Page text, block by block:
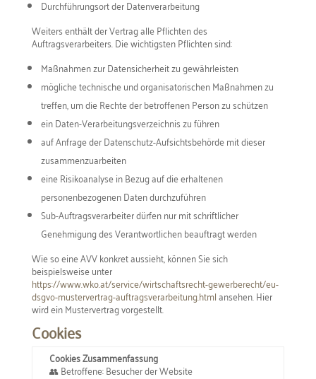
Durchführungsort der Datenverarbeitung
Weiters enthält der Vertrag alle Pflichten des
Auftragsverarbeiters. Die wichtigsten Pflichten sind:
Maßnahmen zur Datensicherheit zu gewährleisten
mögliche technische und organisatorischen Maßnahmen zu
treffen, um die Rechte der betroffenen Person zu schützen
ein Daten-Verarbeitungsverzeichnis zu führen
auf Anfrage der Datenschutz-Aufsichtsbehörde mit dieser
zusammenzuarbeiten
eine Risikoanalyse in Bezug auf die erhaltenen
personenbezogenen Daten durchzuführen
Sub-Auftragsverarbeiter dürfen nur mit schriftlicher
Genehmigung des Verantwortlichen beauftragt werden
Wie so eine AVV konkret aussieht, können Sie sich
beispielsweise unter
https://www.wko.at/service/wirtschaftsrecht-gewerberecht/eu-
dsgvo-mustervertrag-auftragsverarbeitung.htmlansehen. Hier
wird ein Mustervertrag vorgestellt.
Cookies
Cookies Zusammenfassung
👥 Betroffene: Besucher der Website